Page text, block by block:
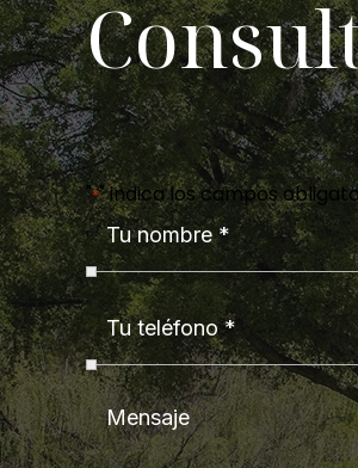
"*" indica los campos